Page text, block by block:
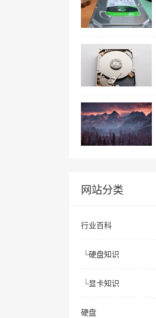
网站分类
行业百科
└硬盘知识
└显卡知识
硬盘